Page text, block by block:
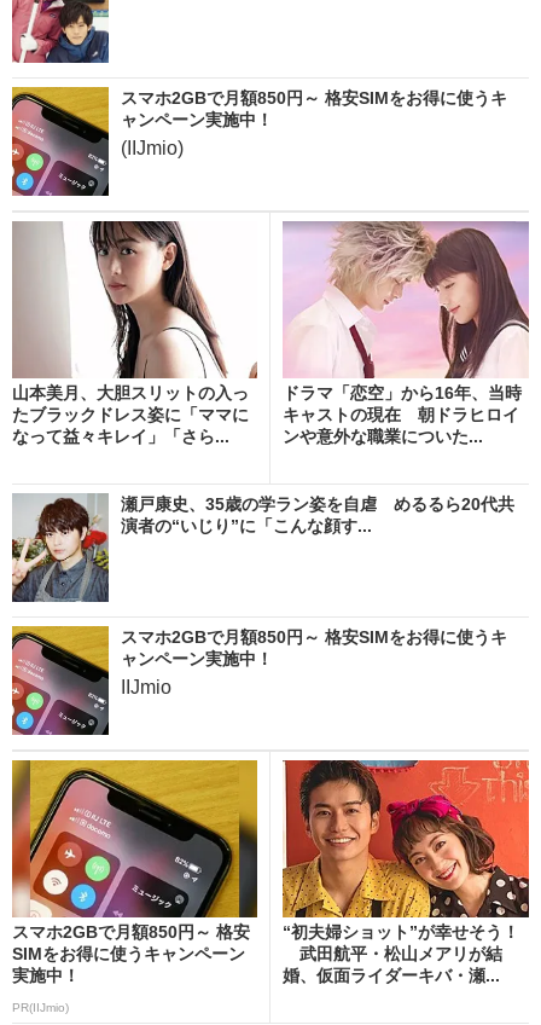
スマホ2GBで月額850円～ 格安SIMをお得に使うキ
ャンペーン実施中！
(IIJmio)
山本美月、大胆スリットの入っ
たブラックドレス姿に「ママに
なって益々キレイ」「さら...
ドラマ「恋空」から16年、当時
キャストの現在 朝ドラヒロイ
ンや意外な職業についた...
瀬戸康史、35歳の学ラン姿を自虐 めるるら20代共
演者の“いじり”に「こんな顔す...
スマホ2GBで月額850円～ 格安SIMをお得に使うキ
ャンペーン実施中！
IIJmio
スマホ2GBで月額850円～ 格安
SIMをお得に使うキャンペーン
実施中！
PR(IIJmio)
“初夫婦ショット”が幸せそう！
武田航平・松山メアリが結
婚、仮面ライダーキバ・瀬...